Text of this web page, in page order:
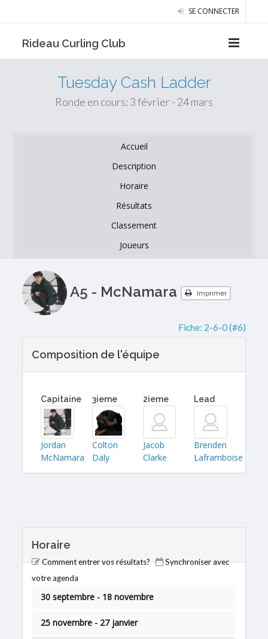
SE CONNECTER
Rideau Curling Club
Tuesday Cash Ladder
Ronde en cours: 3 février - 24 mars
Accueil
Description
Horaire
Résultats
Classement
Joueurs
A5 - McNamara Imprimer
Fiche: 2-6-0 (#6)
Composition de l'équipe
Capitaine
Jordan
McNamara
3ieme
Colton
Daly
2ieme
Jacob
Clarke
Lead
Brenden
Laframboise
Horaire
Comment entrer vos résultats?
Synchroniser avec
votre agenda
30 septembre - 18 novembre
25 novembre - 27 janvier